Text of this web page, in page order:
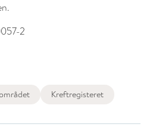
2
Kreftregisteret